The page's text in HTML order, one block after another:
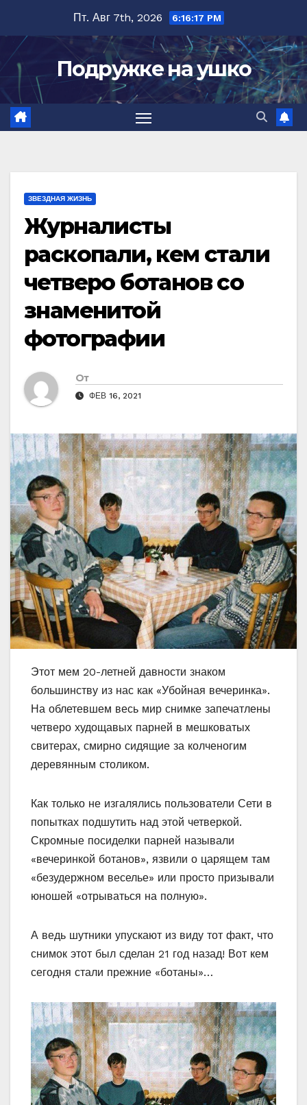
содержимому
Пт. Авг 7th, 2026 6:16:18 PM
Подружке на ушко
ЗВЕЗДНАЯ ЖИЗНЬ
Журналисты
раскопали, кем стали
четверо ботанов со
знаменитой
фотографии
От
ФЕВ 16, 2021
Этот мем 20-летней давности знаком
большинству из нас как «Убойная вечеринка».
На облетевшем весь мир снимке запечатлены
четверо худощавых парней в мешковатых
свитерах, смирно сидящие за колченогим
деревянным столиком.
Как только не изгалялись пользователи Сети в
попытках подшутить над этой четверкой.
Скромные посиделки парней называли
«вечеринкой ботанов», язвили о царящем там
«безудержном веселье» или просто призывали
юношей «отрываться на полную».
А ведь шутники упускают из виду тот факт, что
снимок этот был сделан 21 год назад! Вот кем
сегодня стали прежние «ботаны»…